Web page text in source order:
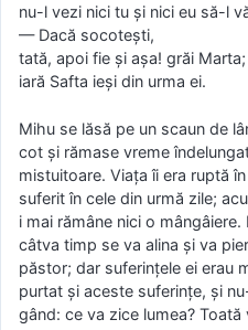
nu-l vezi nici tu și nici eu să-l
— Dacă socotești,
tată, apoi fie și așa! grăi
iară Safta ieși din urma ei.
Mihu se lăsă pe un scaun de
cot și rămase vreme
mistuitoare. Viața îi era ruptă
suferit în cele din urmă zile;
i mai rămâne nici o
câtva timp se va alina și va
păstor; dar suferințele ei erau
purtat și aceste suferințe, și
gând: ce va zice lumea?